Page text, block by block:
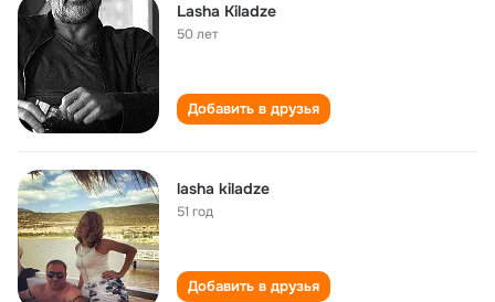
Lasha Kiladze
50 лет
Добавить в друзья
lasha kiladze
51 год
Добавить в друзья